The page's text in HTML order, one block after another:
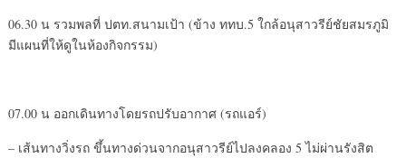
06.30 น รวมพลที่ ปตท.สนามเป้า (ข้าง ททบ.5 ใกล้อนุสาวรีย์ชัยสมรภูมิ
มีแผนที่ให้ดูในห้องกิจกรรม)
07.00 น ออกเดินทางโดยรถปรับอากาศ (รถแอร์)
– เส้นทางวิ่งรถ ขึ้นทางด่วนจากอนุสาวรีย์ไปลงคลอง 5 ไม่ผ่านรังสิต